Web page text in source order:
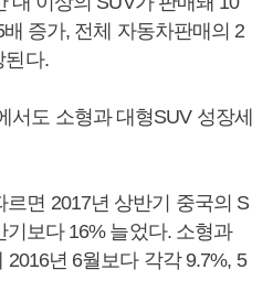
증가, 전체 자동차판매의 2
된다.
서도 소형과 대형SUV 성장세
면 2017년 상반기 중국의 S
보다 16% 늘었다. 소형과
년 6월보다 각각 9.7%, 5